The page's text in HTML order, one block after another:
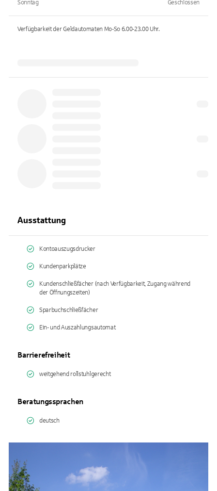
Sonntag Geschlossen
Verfügbarkeit der Geldautomaten Mo-So 6.00-23.00Uhr.
Ausstattung
Kontoauszugsdrucker
Kundenparkplätze
Kundenschließfächer (nach Verfügbarkeit, Zugang während
der Öffnungszeiten)
Sparbuchschließfächer
Ein- und Auszahlungsautomat
Barrierefreiheit
weitgehend rollstuhlgerecht
Beratungssprachen
deutsch